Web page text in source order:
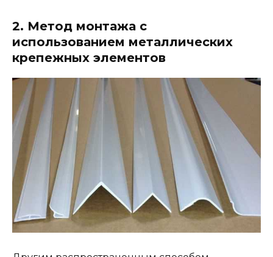
2. Метод монтажа с
использованием металлических
крепежных элементов